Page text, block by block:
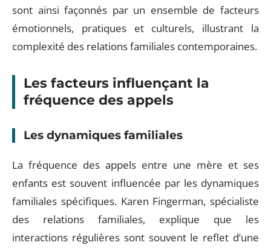
sont ainsi façonnés par un ensemble de facteurs
émotionnels, pratiques et culturels, illustrant la
complexité des relations familiales contemporaines.
Les facteurs influençant la
fréquence des appels
Les dynamiques familiales
La fréquence des appels entre une mère et ses
enfants est souvent influencée par les dynamiques
familiales spécifiques. Karen Fingerman, spécialiste
des relations familiales, explique que les
interactions régulières sont souvent le reflet d’une